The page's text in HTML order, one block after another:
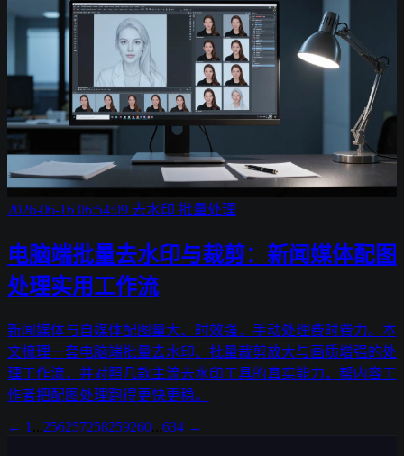
2026-06-16 06:54:09 去水印 批量处理
电脑端批量去水印与裁剪：新闻媒体配图
处理实用工作流
新闻媒体与自媒体配图量大、时效强，手动处理费时费力。本
文梳理一套电脑端批量去水印、批量裁剪放大与画质增强的处
理工作流，并对照几款主流去水印工具的真实能力，帮内容工
作者把配图处理跑得更快更稳。
← 1 256257258259260 634 →